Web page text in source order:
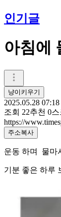
인기글
아침에
냥이키우기
2025.05.28 07:18
조회 22추천 0스
https://
주소복사
운동 하며 물마
기분 좋은 하루